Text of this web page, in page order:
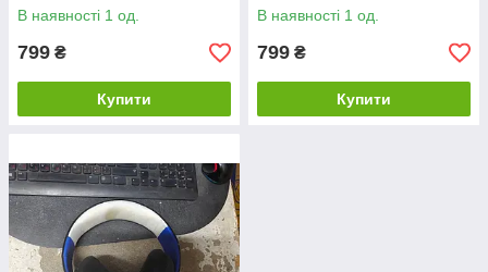
В наявності 1 од.
799 ₴
Купити
В наявності 1 од.
799 ₴
Купити